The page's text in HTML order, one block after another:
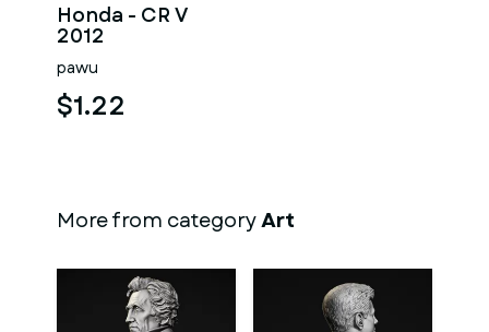
Honda - CR V
2012
pawu
$1.22
More from categoryArt